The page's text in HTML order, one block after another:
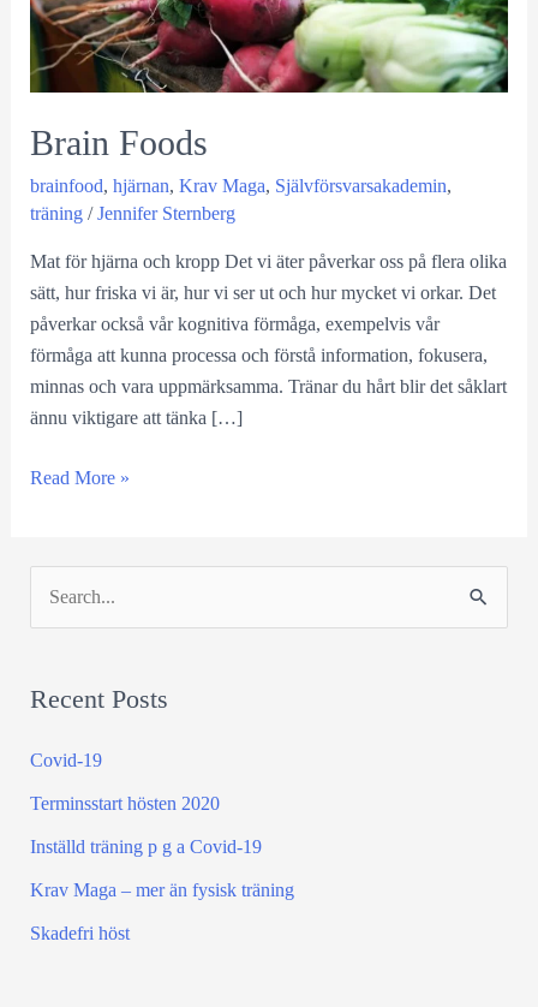
Brain Foods
brainfood, hjärnan, Krav Maga, Självförsvarsakademin,
träning/Jennifer Sternberg
Mat för hjärna och kropp Det vi äter påverkar oss på flera olika
sätt, hur friska vi är, hur vi ser ut och hur mycket vi orkar. Det
påverkar också vår kognitiva förmåga, exempelvis vår
förmåga att kunna processa och förstå information, fokusera,
minnas och vara uppmärksamma. Tränar du hårt blir det såklart
ännu viktigare att tänka […]
Brain
Read More »
e
r
f
o
r
:
Recent Posts
Covid-19
Terminsstart hösten 2020
Inställd träning p g a Covid-19
Krav Maga – mer än fysisk träning
Skadefri höst